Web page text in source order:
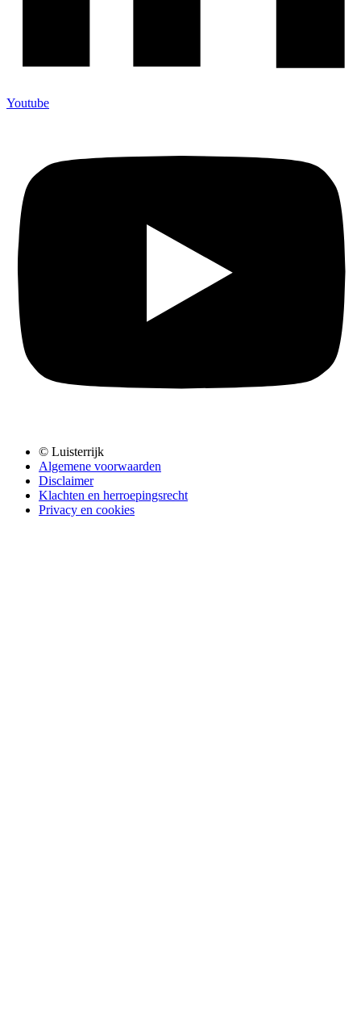
Youtube
© Luisterrijk
Algemene voorwaarden
Disclaimer
Klachten en herroepingsrecht
Privacy en cookies